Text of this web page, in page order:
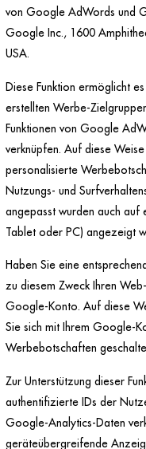
von Google AdWords und
Google Inc., 1600
USA.
Diese Funktion ermöglicht
erstellten Werbe-
Funktionen von Google
verknüpfen. Auf diese
personalisierte
Nutzungs- und
angepasst wurden auch auf
Tablet oder PC) angezeigt
Haben Sie eine
zu diesem Zweck Ihren
Google-Konto. Auf diese
Sie sich mit Ihrem Google-
Werbebotschaften
Zur Unterstützung dieser
authentifizierte IDs der
Google-Analytics-Daten
geräteübergreifende